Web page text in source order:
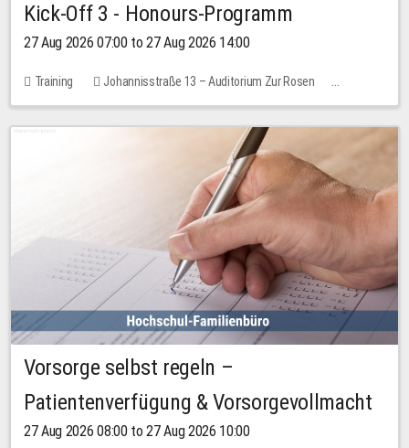
Kick-Off 3 - Honours-Programm
27 Aug 2026 07:00 to 27 Aug 2026 14:00
Training
Johannisstraße 13 – Auditorium Zur Rosen
11 places
Vorsorge selbst regeln –
Patientenverfügung & Vorsorgevollmacht
27 Aug 2026 08:00 to 27 Aug 2026 10:00